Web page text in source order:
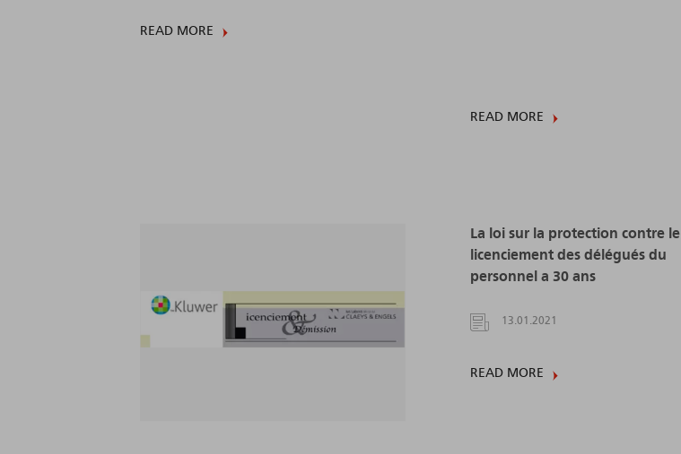
READ MORE
READ MORE
La loi sur la protection contre le
licenciement des délégués du
personnel a 30 ans
13.01.2021
READ MORE